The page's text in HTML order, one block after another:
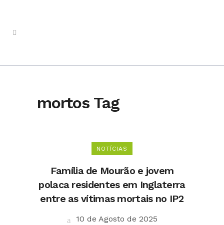
mortos Tag
NOTÍCIAS
Família de Mourão e jovem
polaca residentes em Inglaterra
entre as vítimas mortais no IP2
10 de Agosto de 2025